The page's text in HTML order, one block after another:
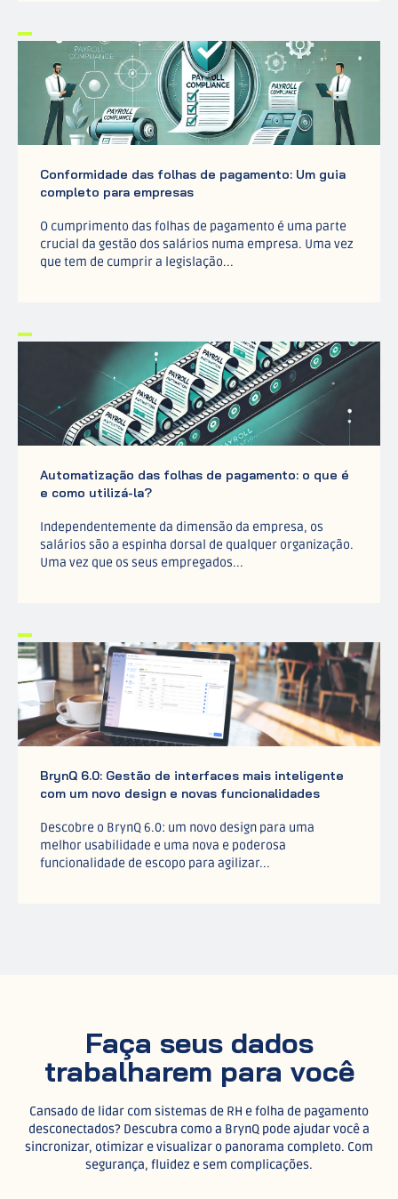
Conformidade das folhas de pagamento: Um guia
completo para empresas
O cumprimento das folhas de pagamento é uma parte
crucial da gestão dos salários numa empresa. Uma vez
que tem de cumprir a legislação...
Automatização das folhas de pagamento: o que é
e como utilizá-la?
Independentemente da dimensão da empresa, os
salários são a espinha dorsal de qualquer organização.
Uma vez que os seus empregados...
BrynQ 6.0: Gestão de interfaces mais inteligente
com um novo design e novas funcionalidades
Descobre o BrynQ 6.0: um novo design para uma
melhor usabilidade e uma nova e poderosa
funcionalidade de escopo para agilizar...
Faça seus dados
trabalharem para você
Cansado de lidar com sistemas de RH e folha de pagamento
desconectados? Descubra como a BrynQ pode ajudar você a
sincronizar, otimizar e visualizar o panorama completo. Com
segurança, fluidez e sem complicações.